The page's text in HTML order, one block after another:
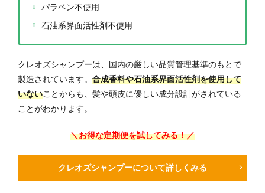
パラベン不使用
石油系界面活性剤不使用
クレオズシャンプーは、国内の厳しい品質管理基準のもとで
製造されています。 合成香料や石油系界面活性剤を使用して
いないことからも、髪や頭皮に優しい成分設計がされている
ことがわかります。
＼お得な定期便を試してみる！／
クレオズシャンプーについて詳しくみる